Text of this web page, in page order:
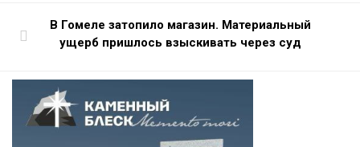
В Гомеле затопило магазин. Материальный
ущерб пришлось взыскивать через суд